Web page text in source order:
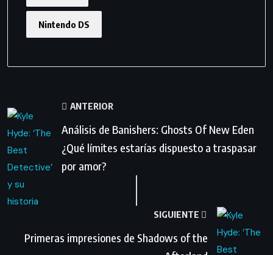
Nintendo DS
ANTERIOR
Análisis de Banishers: Ghosts Of New Eden
¿Qué límites estarías dispuesto a traspasar
por amor?
SIGUIENTE
Primeras impresiones de Shadows of the